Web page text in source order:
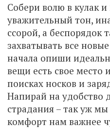
Собери волю в кулак
уважительный тон,
ссорой, а беспорядок
захватывать все
начала опиши
вещи есть свое место
поисках носков и
Напирай на удобство
страдания – так уж
комфорт нам важнее